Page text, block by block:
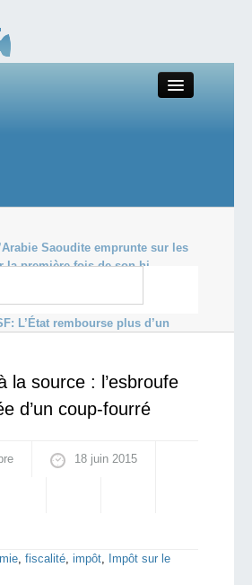
Saoudite emprunte sur les
la première fois de son hi...
par le courtage
L’État rembourse plus d’un
la source : l’esbroufe
d’un coup-fourré
18 juin 2015
, fiscalité, impôt, Impôt sur le